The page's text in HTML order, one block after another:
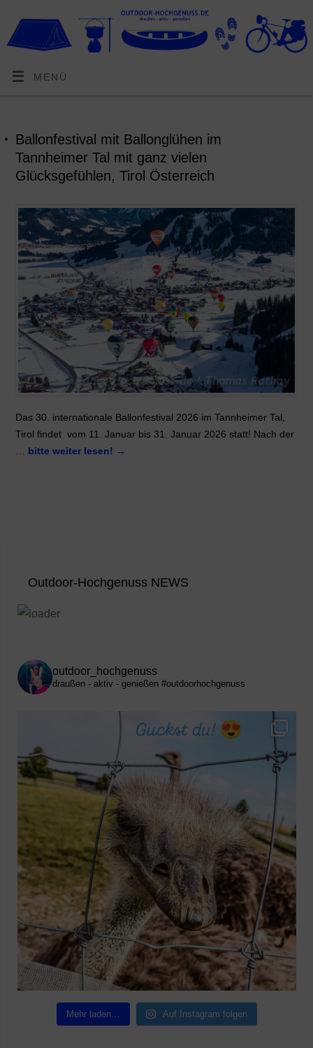
MENÜ
Ballonfestival mit Ballonglühen im
Tannheimer Tal mit ganz vielen
Glücksgefühlen, Tirol Österreich
Das 30. internationale Ballonfestival 2026 im Tannheimer Tal,
Tirol findet vom 11. Januar bis 31. Januar 2026 statt! Nach der
bitte weiter lesen! →
Outdoor-Hochgenuss NEWS
outdoor_hochgenuss
draußen - aktiv - genießen #outdoorhochgenuss
Mehr laden… Auf Instagram folgen